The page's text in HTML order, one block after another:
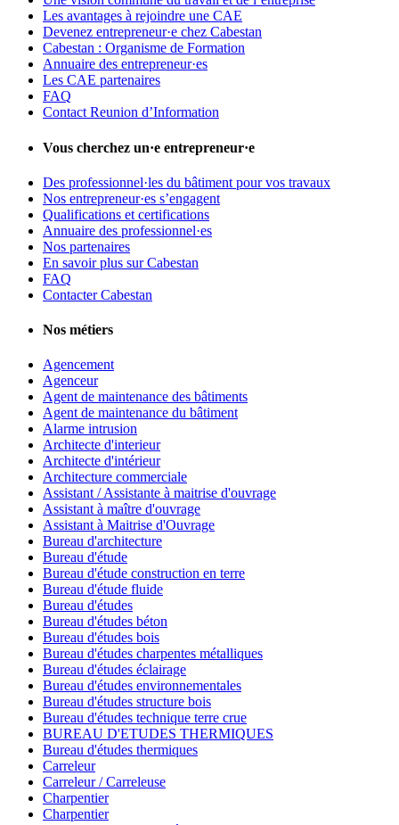
Les avantages à rejoindre une CAE
Devenez entrepreneur·e chez Cabestan
Cabestan : Organisme de Formation
Annuaire des entrepreneur·es
Les CAE partenaires
FAQ
Contact Reunion d’Information
Vous cherchez un·e entrepreneur·e
Des professionnel·les du bâtiment pour vos travaux
Nos entrepreneur·es s’engagent
Qualifications et certifications
Annuaire des professionnel·es
Nos partenaires
En savoir plus sur Cabestan
FAQ
Contacter Cabestan
Nos métiers
Agencement
Agenceur
Agent de maintenance des bâtiments
Agent de maintenance du bâtiment
Alarme intrusion
Architecte d'interieur
Architecte d'intérieur
Architecture commerciale
Assistant / Assistante à maitrise d'ouvrage
Assistant à maître d'ouvrage
Assistant à Maitrise d'Ouvrage
Bureau d'architecture
Bureau d'étude
Bureau d'étude construction en terre
Bureau d'étude fluide
Bureau d'études
Bureau d'études béton
Bureau d'études bois
Bureau d'études charpentes métalliques
Bureau d'études éclairage
Bureau d'études environnementales
Bureau d'études structure bois
Bureau d'études technique terre crue
BUREAU D'ETUDES THERMIQUES
Bureau d'études thermiques
Carreleur
Carreleur / Carreleuse
Charpentier
Charpentier